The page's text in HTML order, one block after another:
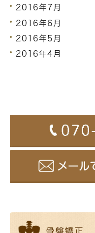
2016年7月
2016年6月
2016年5月
2016年4月